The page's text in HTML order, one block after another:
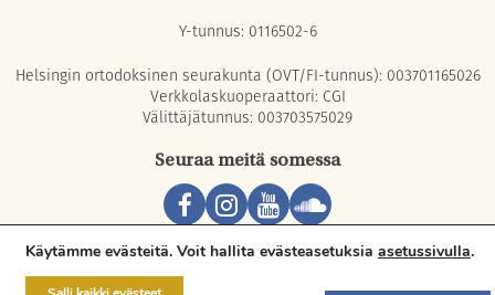
Y-tunnus: 0116502-6
Helsingin ortodoksinen seurakunta (OVT/FI-tunnus): 003701165026
Verkkolaskuoperaattori: CGI
Välittäjätunnus: 003703575029
Seuraa meitä somessa
Copyright © 2026 Orthodox Parish of Helsinki. All rights reserved.
Käytämme evästeitä. Voit hallita evästeasetuksia asetussivulla.